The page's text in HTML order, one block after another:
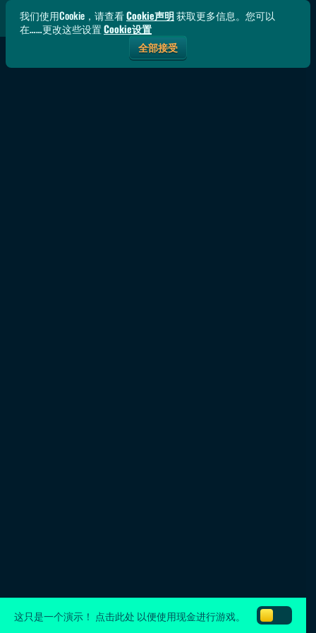
这只是一个演示！ 点击此处 以便使用现金进行游戏。
我们使用Cookie，请查看Cookie声明获取更多信息。您可以
在……更改这些设置Cookie设置
全部接受